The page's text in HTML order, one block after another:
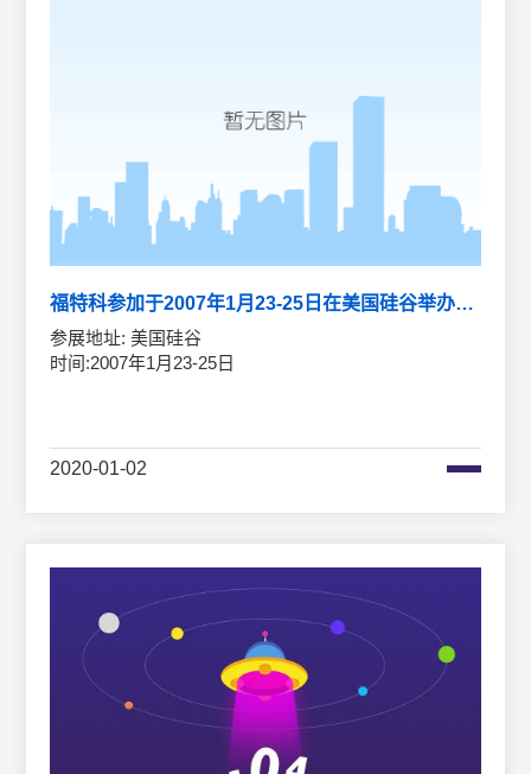
福特科参加于2007年1月23-25日在美国硅谷举办西部光电子展览会
参展地址: 美国硅谷
时间:2007年1月23-25日
2020-01-02